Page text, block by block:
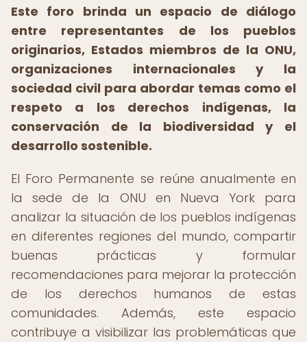
Este foro brinda un espacio de diálogo
entre representantes de los pueblos
originarios, Estados miembros de la ONU,
organizaciones internacionales y la
sociedad civil para abordar temas como el
respeto a los derechos indígenas, la
conservación de la biodiversidad y el
desarrollo sostenible.
El Foro Permanente se reúne anualmente en
la sede de la ONU en Nueva York para
analizar la situación de los pueblos indígenas
en diferentes regiones del mundo, compartir
buenas prácticas y formular
recomendaciones para mejorar la protección
de los derechos humanos de estas
comunidades. Además, este espacio
contribuye a visibilizar las problemáticas que